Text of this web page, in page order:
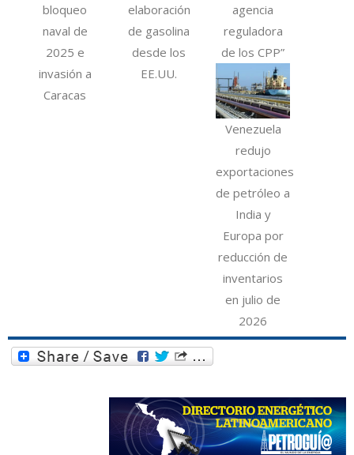
bloqueo
naval de
2025 e
invasión a
Caracas
elaboración
de gasolina
desde los
EE.UU.
agencia
reguladora
de los CPP”
Venezuela
redujo
exportaciones
de petróleo a
India y
Europa por
reducción de
inventarios
en julio de
2026